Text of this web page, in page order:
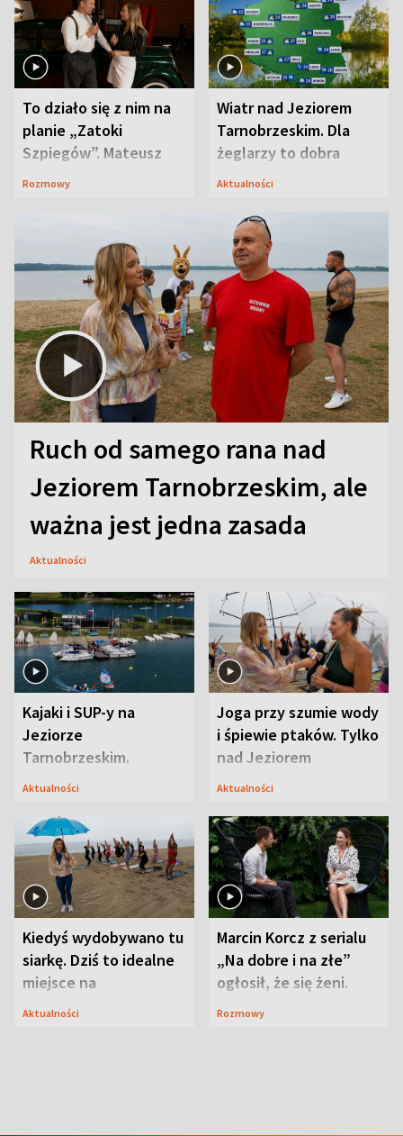
To działo się z nim na
planie „Zatoki
Szpiegów”. Mateusz
Janicki odsłonił
Rozmowy
Wiatr nad Jeziorem
Tarnobrzeskim. Dla
żeglarzy to dobra
wiadomość
Aktualności
Ruch od samego rana nad
Jeziorem Tarnobrzeskim, ale
ważna jest jedna zasada
Aktualności
Kajaki i SUP-y na
Jeziorze
Tarnobrzeskim.
Przyrodnicy zwracają
Aktualności
Joga przy szumie wody
i śpiewie ptaków. Tylko
nad Jeziorem
Tarnobrzeskim
Aktualności
Kiedyś wydobywano tu
siarkę. Dziś to idealne
miejsce na
wypoczynek
Aktualności
Marcin Korcz z serialu
„Na dobre i na złe”
ogłosił, że się żeni.
Rozmowy